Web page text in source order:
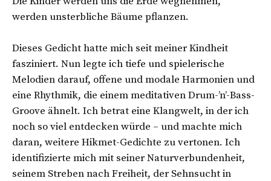
werden unsterbliche Bäume pflanzen.
Dieses Gedicht hatte mich seit meiner Kindheit
fasziniert. Nun legte ich tiefe und spielerische
Melodien darauf, offene und modale Harmonien und
eine Rhythmik, die einem meditativen Drum-’n’-Bass-
Groove ähnelt. Ich betrat eine Klangwelt, in der ich
noch so viel entdecken würde – und machte mich
daran, weitere Hikmet-Gedichte zu vertonen. Ich
identifizierte mich mit seiner Naturverbundenheit,
seinem Streben nach Freiheit, der Sehnsucht in